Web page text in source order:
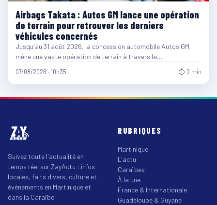
Airbags Takata : Autos GM lance une opération
de terrain pour retrouver les derniers
véhicules concernés
Jusqu'au 31 août 2026, la concession automobile Autos GM
mène une vaste opération de terrain à travers la…
07/08/2026 · 10h35 ⏱ 2 min
Suivez toute l'actualité en
temps réel sur ZayActu : infos
locales, faits divers, culture et
événements en Martinique et
dans la Caraïbe.
RUBRIQUES
Martinique
L'actu
Caraïbes
À la une
France & Internationale
Guadeloupe & Guyane